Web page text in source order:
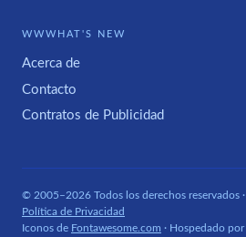
WWWHAT'S NEW
Acerca de
Contacto
Contratos de Publicidad
© 2005–2026 Todos los derechos reservados ·
Política de Privacidad
Iconos de Fontawesome.com · Hospedado por